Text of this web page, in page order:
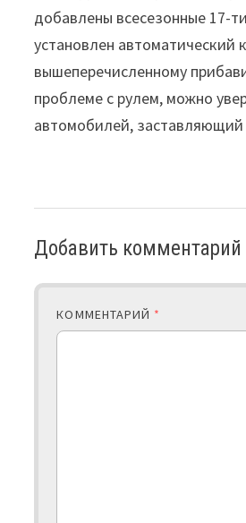
добавлены всесезонные 17-
установлен
вышеперечисленному
проблеме с рулем, можно
автомобилей, заставляющий
Добавить комментарий
КОММЕНТАРИЙ *